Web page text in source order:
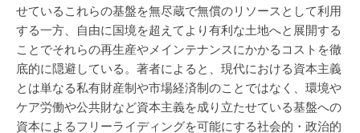
せているこれらの基盤を無尽蔵で無償のリソースとして利用
する一方、自由に国境を超えてより有利な土地へと展開する
ことでそれらの再生産やメインテナンスにかかるコストを徹
底的に隠避している。著者によると、現代における資本主義
とは単なる私有財産制や市場経済制のことではなく、環境や
ケア労働や公共財など資本主義を成り立たせている基盤への
資本によるフリーライディングを可能にする社会的・政治的